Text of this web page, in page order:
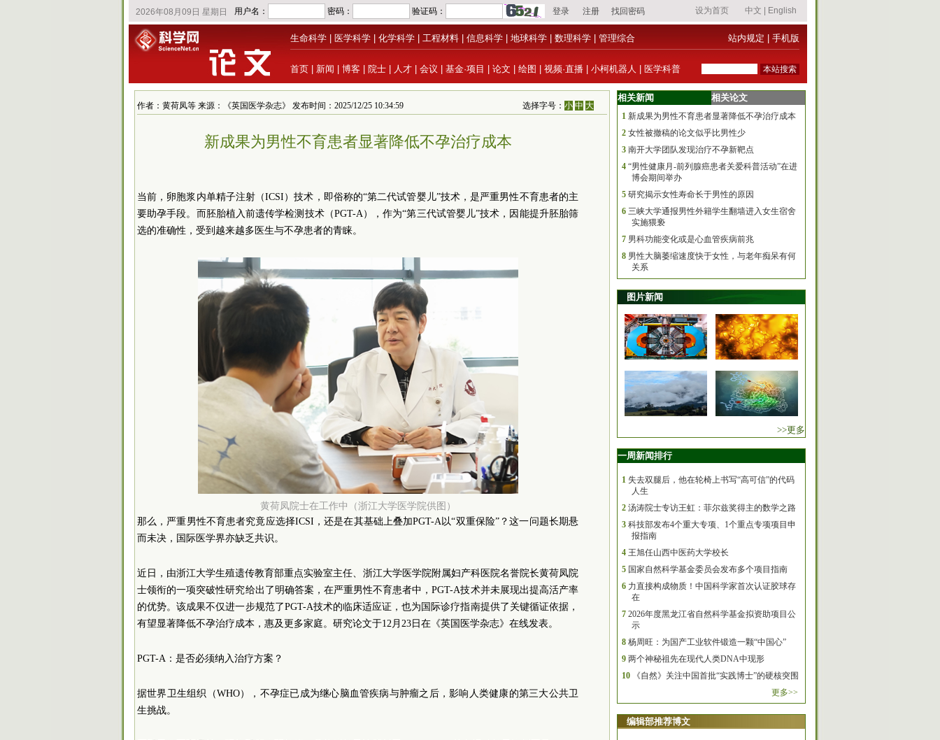
生命科学 医学科学 化学科学 工程材料 信息科学 地球科学 数理科学 管理综合 站内规定 手机版
首页 新闻 博客 院士 人才 会议 基金·项目 论文 绘图 视频·直播 小柯机器人 医学科普
作者：黄荷凤等 来源：《英国医学杂志》 发布时间：2025/12/25 10:34:59 选择字号：小 中 大
新成果为男性不育患者显著降低不孕治疗成本
当前，卵胞浆内单精子注射（ICSI）技术，即俗称的“第二代试管婴儿”技术，是严重男性不育患者的主
要助孕手段。而胚胎植入前遗传学检测技术（PGT-A），作为“第三代试管婴儿”技术，因能提升胚胎筛
选的准确性，受到越来越多医生与不孕患者的青睐。
黄荷凤院士在工作中（浙江大学医学院供图）
那么，严重男性不育患者究竟应选择ICSI，还是在其基础上叠加PGT-A以“双重保险”？这一问题长期悬
而未决，国际医学界亦缺乏共识。
近日，由浙江大学生殖遗传教育部重点实验室主任、浙江大学医学院附属妇产科医院名誉院长黄荷凤院
士领衔的一项突破性研究给出了明确答案，在严重男性不育患者中，PGT-A技术并未展现出提高活产率
的优势。该成果不仅进一步规范了PGT-A技术的临床适应证，也为国际诊疗指南提供了关键循证依据，
有望显著降低不孕治疗成本，惠及更多家庭。研究论文于12月23日在《英国医学杂志》在线发表。
PGT-A：是否必须纳入治疗方案？
据世界卫生组织（WHO），不孕症已成为继心脑血管疾病与肿瘤之后，影响人类健康的第三大公共卫
生挑战。
相关新闻 相关论文
1 新成果为男性不育患者显著降低不孕治疗成本
2 女性被撤稿的论文似乎比男性少
3 南开大学团队发现治疗不孕新靶点
4 “男性健康月-前列腺癌患者关爱科普活动”在进
博会期间举办
5 研究揭示女性寿命长于男性的原因
6 三峡大学通报男性外籍学生翻墙进入女生宿舍
实施猥亵
7 男科功能变化或是心血管疾病前兆
8 男性大脑萎缩速度快于女性，与老年痴呆有何
关系
图片新闻
>>更多
一周新闻排行
1 失去双腿后，他在轮椅上书写“高可信”的代码
人生
2 汤涛院士专访王虹：菲尔兹奖得主的数学之路
3 科技部发布4个重大专项、1个重点专项项目申
报指南
4 王旭任山西中医药大学校长
5 国家自然科学基金委员会发布多个项目指南
6 力直接构成物质！中国科学家首次认证胶球存
在
7 2026年度黑龙江省自然科学基金拟资助项目公
示
8 杨周旺：为国产工业软件锻造一颗“中国心”
9 两个神秘祖先在现代人类DNA中现形
10
《自然》关注中国首批“实践博士”的硬核突围
更多>>
编辑部推荐博文